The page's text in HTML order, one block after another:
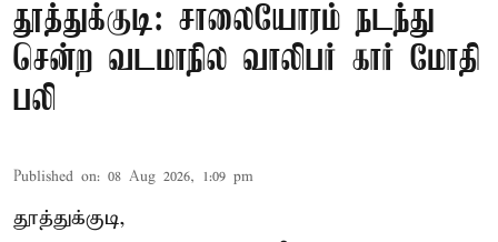
தூத்துக்குடி: சாலையோரம் நடந்து
சென்ற வடமாநில வாலிபர் கார் மோதி
பலி
Published on: 08 Aug 2026, 1:09 pm
தூத்துக்குடி,